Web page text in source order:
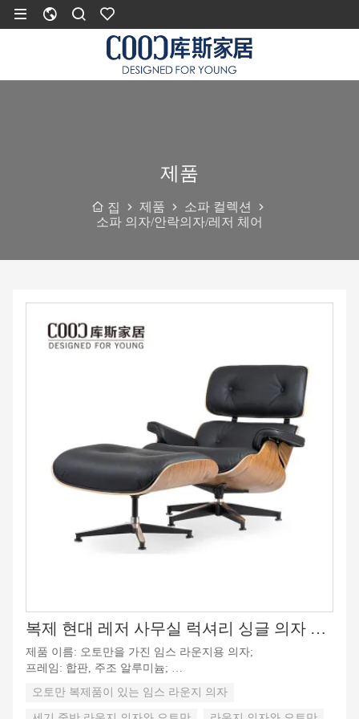
제품
집 제품
소파 컬렉션
소파 의자/안락의자/레저 체어
복제 현대 레저 사무실 럭셔리 싱글 의자 가죽 세기 중반 거실 회전 임스 라운지 의자
제품 이름: 오토만을 가진 임스 라운지용 의자;
프레임: 합판, 주조 알루미늄;
실내 장식품: 고밀도 스폰지 폼;
기능: 기대고, 편안하고, 회전.
오토만 복제품이 있는 임스 라운지 의자